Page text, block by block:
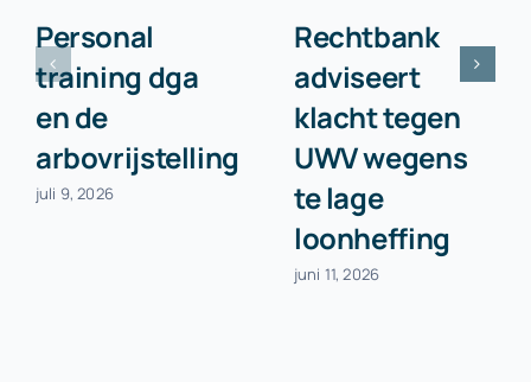
Personal
training dga
en de
arbovrijstelling
juli 9, 2026
Rechtbank
adviseert
klacht tegen
UWV wegens
te lage
loonheffing
juni 11, 2026